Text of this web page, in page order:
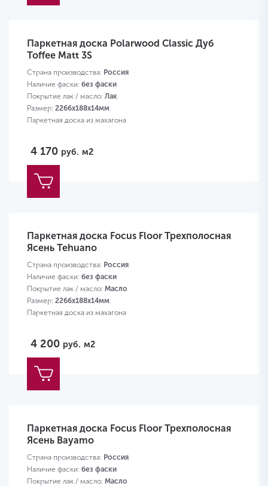
Паркетная доска Polarwood Classic Дуб
Toffee Matt 3S
Страна производства: Россия
Наличие фаски: без фаски
Покрытие лак / масло: Лак
Размер: 2266х188х14мм
Паркетная доска из махагона
4 170 руб. м2
Паркетная доска Focus Floor Трехполосная
Ясень Tehuano
Страна производства: Россия
Наличие фаски: без фаски
Покрытие лак / масло: Масло
Размер: 2266х188х14мм
Паркетная доска из махагона
4 200 руб. м2
Паркетная доска Focus Floor Трехполосная
Ясень Bayamo
Страна производства: Россия
Наличие фаски: без фаски
Покрытие лак / масло: Масло